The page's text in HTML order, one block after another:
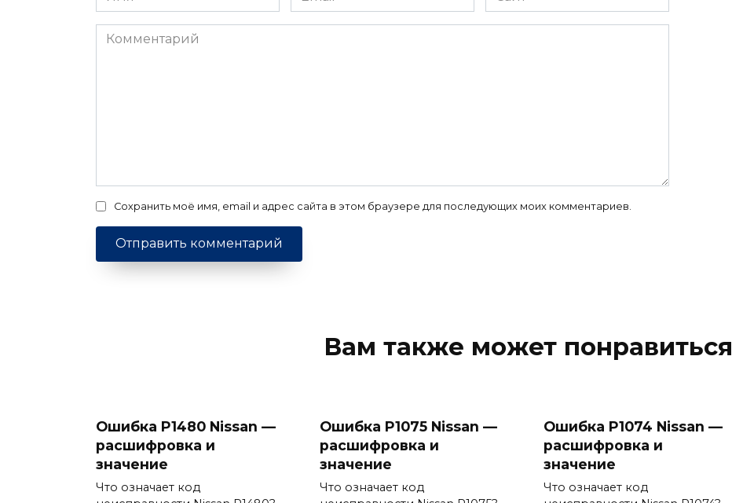
*
*
Комментарий
Сохранить моё имя, email и адрес сайта в этом браузере для последующих моих комментариев.
Вам также может понравиться
Ошибка P1480 Nissan —
расшифровка и
значение
Что означает код
Ошибка P1075 Nissan —
расшифровка и
значение
Что означает код
Ошибка P1074 Nissan —
расшифровка и
значение
Что означает код